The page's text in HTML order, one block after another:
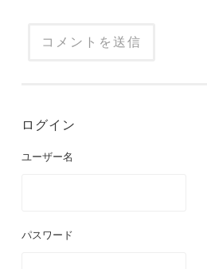
ログイン
ユーザー名
パスワード